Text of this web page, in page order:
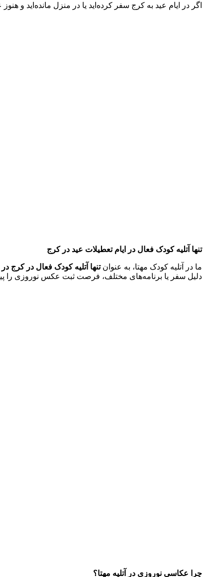
اگر در ایام عید به کرج سفر کرده‌اید یا در منزل مانده‌اید و
تنها آتلیه کودک فعال در ایام تعطیلات عید در کرج
ما در آتلیه کودک مهتا، به عنوانتنها آتلیه کودک فعال در کرج در
دلیل سفر یا برنامه‌های مختلف، فرصت ثبت عکس نوروزی را پیدا
چرا عکاسی نوروزی در آتلیه مهتا؟